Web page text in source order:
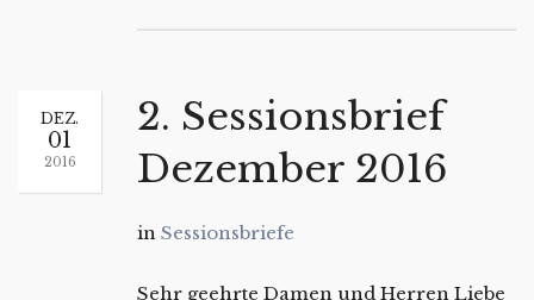
DEZ.
01
2016
2. Sessionsbrief
Dezember 2016
in Sessionsbriefe
Sehr geehrte Damen und Herren Liebe